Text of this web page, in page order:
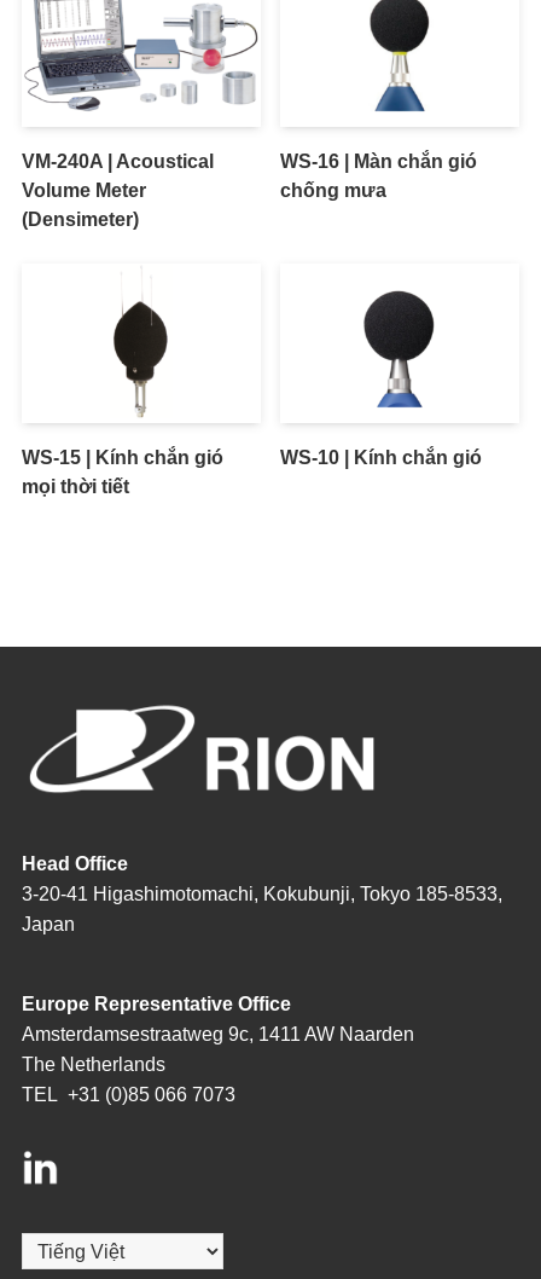
VM-240A | Acoustical
Volume Meter
(Densimeter)
WS-16 | Màn chắn gió
chống mưa
WS-15 | Kính chắn gió
mọi thời tiết
WS-10 | Kính chắn gió
Head Office
3-20-41 Higashimotomachi, Kokubunji, Tokyo 185-8533,
Japan
Europe Representative Office
Amsterdamsestraatweg 9c, 1411 AW Naarden
The Netherlands
TEL +31 (0)85 066 7073
Chọn